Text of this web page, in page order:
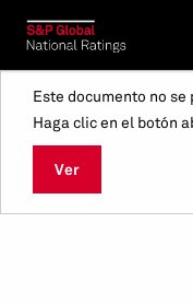
Este documento no se
Haga clic en el botón
Ver